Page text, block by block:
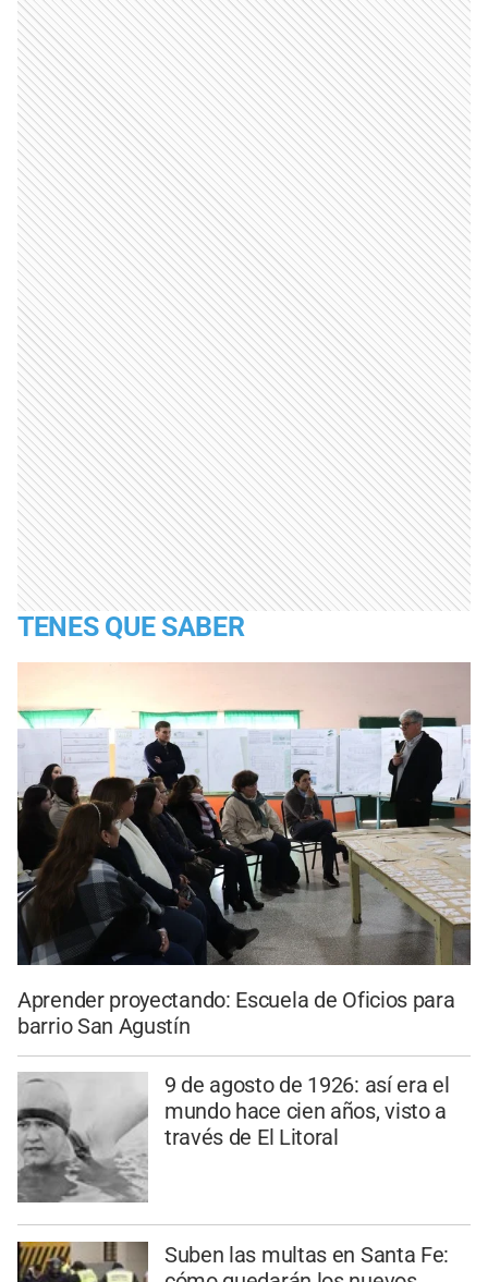
TENES QUE SABER
Aprender proyectando: Escuela de Oficios para
barrio San Agustín
9 de agosto de 1926: así era el
mundo hace cien años, visto a
través de El Litoral
Suben las multas en Santa Fe: